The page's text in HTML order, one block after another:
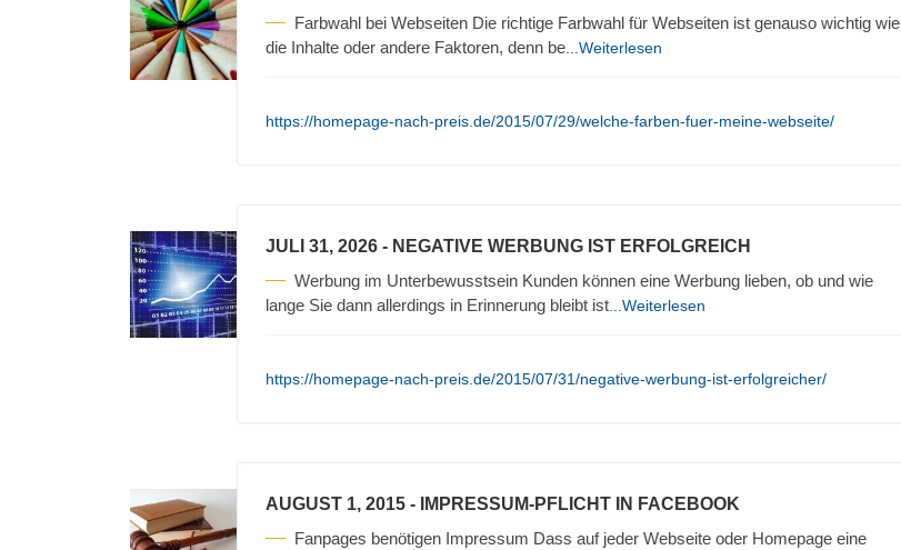
Farbwahl bei Webseiten Die richtige Farbwahl für Webseiten ist genauso wichtig wie
die Inhalte oder andere Faktoren, denn be ...Weiterlesen
https://homepage-nach-preis.de/2015/07/29/welche-farben-fuer-meine-webseite/
JULI 31, 2026 - NEGATIVE WERBUNG IST ERFOLGREICH
Werbung im Unterbewusstsein Kunden können eine Werbung lieben, ob und wie
lange Sie dann allerdings in Erinnerung bleibt ist ...Weiterlesen
https://homepage-nach-preis.de/2015/07/31/negative-werbung-ist-erfolgreicher/
AUGUST 1, 2015 - IMPRESSUM-PFLICHT IN FACEBOOK
Fanpages benötigen Impressum Dass auf jeder Webseite oder Homepage eine